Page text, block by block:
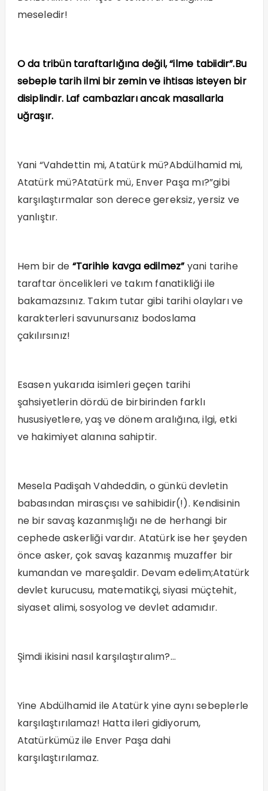
meseledir!
O da tribün taraftarlığına değil, “ilme tabiidir”.Bu
sebeple tarih ilmi bir zemin ve ihtisas isteyen bir
disiplindir. Laf cambazları ancak masallarla
uğraşır.
Yani “Vahdettin mi, Atatürk mü?Abdülhamid mi,
Atatürk mü?Atatürk mü, Enver Paşa mı?”gibi
karşılaştırmalar son derece gereksiz, yersiz ve
yanlıştır.
Hem bir de “Tarihle kavga edilmez”yani tarihe
taraftar öncelikleri ve takım fanatikliği ile
bakamazsınız. Takım tutar gibi tarihi olayları ve
karakterleri savunursanız bodoslama
çakılırsınız!
Esasen yukarıda isimleri geçen tarihi
şahsiyetlerin dördü de birbirinden farklı
hususiyetlere, yaş ve dönem aralığına, ilgi, etki
ve hakimiyet alanına sahiptir.
Mesela Padişah Vahdeddin, o günkü devletin
babasından mirasçısı ve sahibidir(!). Kendisinin
ne bir savaş kazanmışlığı ne de herhangi bir
cephede askerliği vardır. Atatürk ise her şeyden
önce asker, çok savaş kazanmış muzaffer bir
kumandan ve mareşaldir. Devam edelim;Atatürk
devlet kurucusu, matematikçi, siyasi müçtehit,
siyaset alimi, sosyolog ve devlet adamıdır.
Şimdi ikisini nasıl karşılaştıralım?…
Yine Abdülhamid ile Atatürk yine aynı sebeplerle
karşılaştırılamaz! Hatta ileri gidiyorum,
Atatürkümüz ile Enver Paşa dahi
karşılaştırılamaz.